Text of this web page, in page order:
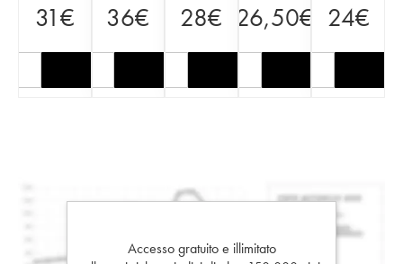
31€ 36€ 28€ 26,50€ 24€
Accesso gratuito e illimitato